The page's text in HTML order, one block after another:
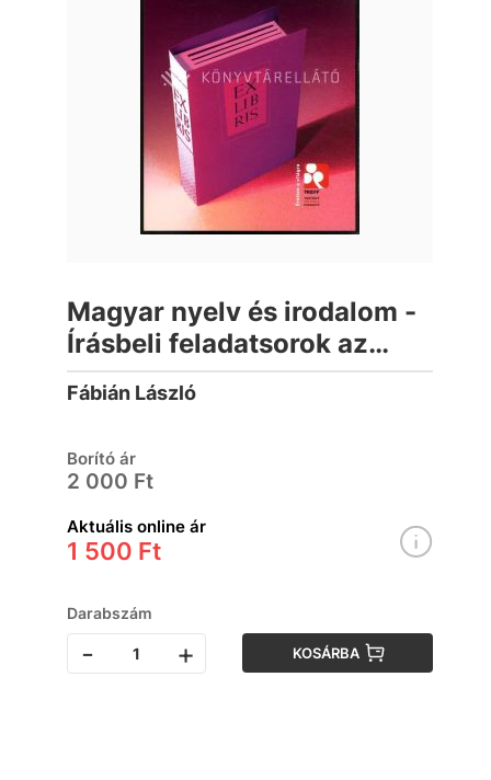
Magyar nyelv és irodalom -
Írásbeli feladatsorok az
emelt szintre készülőknek
10 új feladatsor
Fábián László
Borító ár
2 000 Ft
Aktuális online ár
1 500 Ft
Darabszám
- + KOSÁRBA